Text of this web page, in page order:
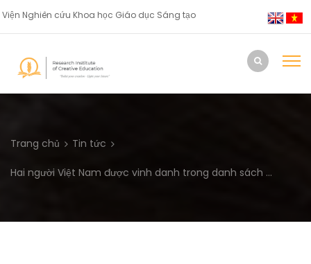
Viện Nghiên cứu Khoa học Giáo dục Sáng tạo
Trang chủ Tin tức
Hai người Việt Nam được vinh danh trong danh sách ...